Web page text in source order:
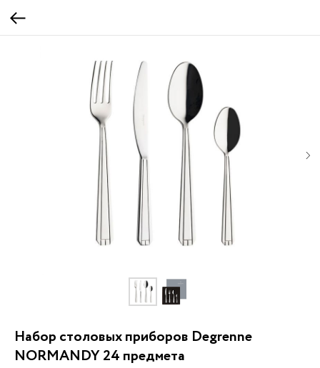
Набор столовых приборов Degrenne
NORMANDY 24 предмета